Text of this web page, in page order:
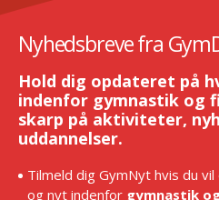
Nyhedsbreve fra
Hold dig opdateret på
indenfor gymnastik og
skarp på aktiviteter,
uddannelser.
Tilmeld dig GymNyt hvis du
og nyt indenfor gymnastik